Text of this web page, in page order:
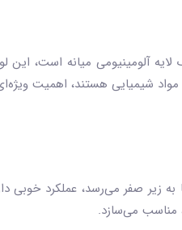
آلومینیومی میانه است، این
شیمیایی هستند، اهمیت
به زیر صفر می‌رسد، عملکرد خوبی
مناسب می‌سازد.